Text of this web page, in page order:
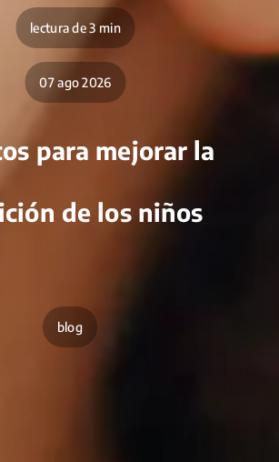
lectura de 3 min
07 ago 2026
para mejorar la
de los niños
blog